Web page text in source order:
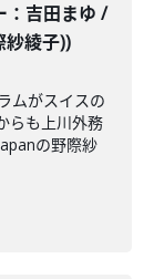
：吉田まゆ /
紗綾子))
ムがスイスの
らも上川外務
の野際紗